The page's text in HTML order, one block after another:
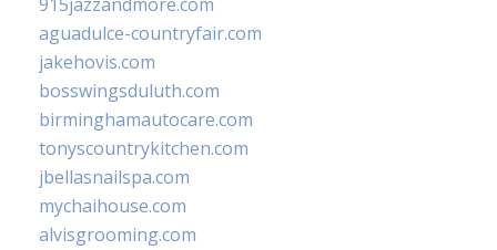
aguadulce-countryfair.com
jakehovis.com
bosswingsduluth.com
birminghamautocare.com
tonyscountrykitchen.com
jbellasnailspa.com
mychaihouse.com
alvisgrooming.com